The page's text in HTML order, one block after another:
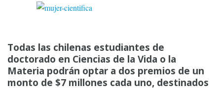
Todas las chilenas estudiantes de
doctorado en Ciencias de la Vida o la
Materia podrán optar a dos premios de un
monto de $7 millones cada uno, destinados